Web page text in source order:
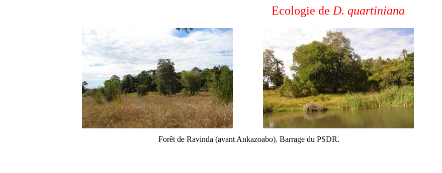
Ecologie de D. quartiniana
Forêt de Ravinda (avant Ankazoabo). Barrage du PSDR.